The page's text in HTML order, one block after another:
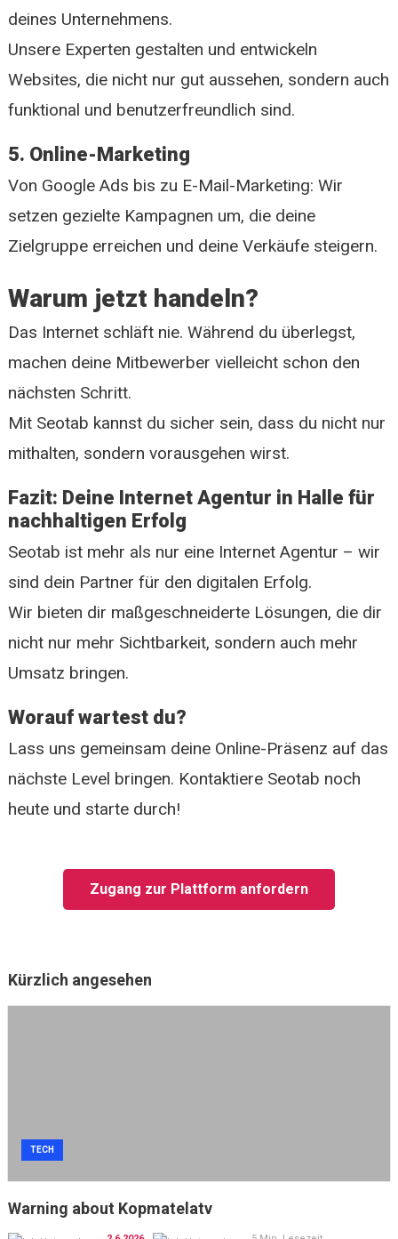
deines Unternehmens.
Unsere Experten gestalten und entwickeln
Websites, die nicht nur gut aussehen, sondern auch
funktional und benutzerfreundlich sind.
5. Online-Marketing
Von Google Ads bis zu E-Mail-Marketing: Wir
setzen gezielte Kampagnen um, die deine
Zielgruppe erreichen und deine Verkäufe steigern.
Warum jetzt handeln?
Das Internet schläft nie. Während du überlegst,
machen deine Mitbewerber vielleicht schon den
nächsten Schritt.
Mit Seotab kannst du sicher sein, dass du nicht nur
mithalten, sondern vorausgehen wirst.
Fazit: Deine Internet Agentur in Halle für
nachhaltigen Erfolg
Seotab ist mehr als nur eine Internet Agentur – wir
sind dein Partner für den digitalen Erfolg.
Wir bieten dir maßgeschneiderte Lösungen, die dir
nicht nur mehr Sichtbarkeit, sondern auch mehr
Umsatz bringen.
Worauf wartest du?
Lass uns gemeinsam deine Online-Präsenz auf das
nächste Level bringen. Kontaktiere Seotab noch
heute und starte durch!
Zugang zur Plattform anfordern
Kürzlich angesehen
TECH
Warning about Kopmatelatv